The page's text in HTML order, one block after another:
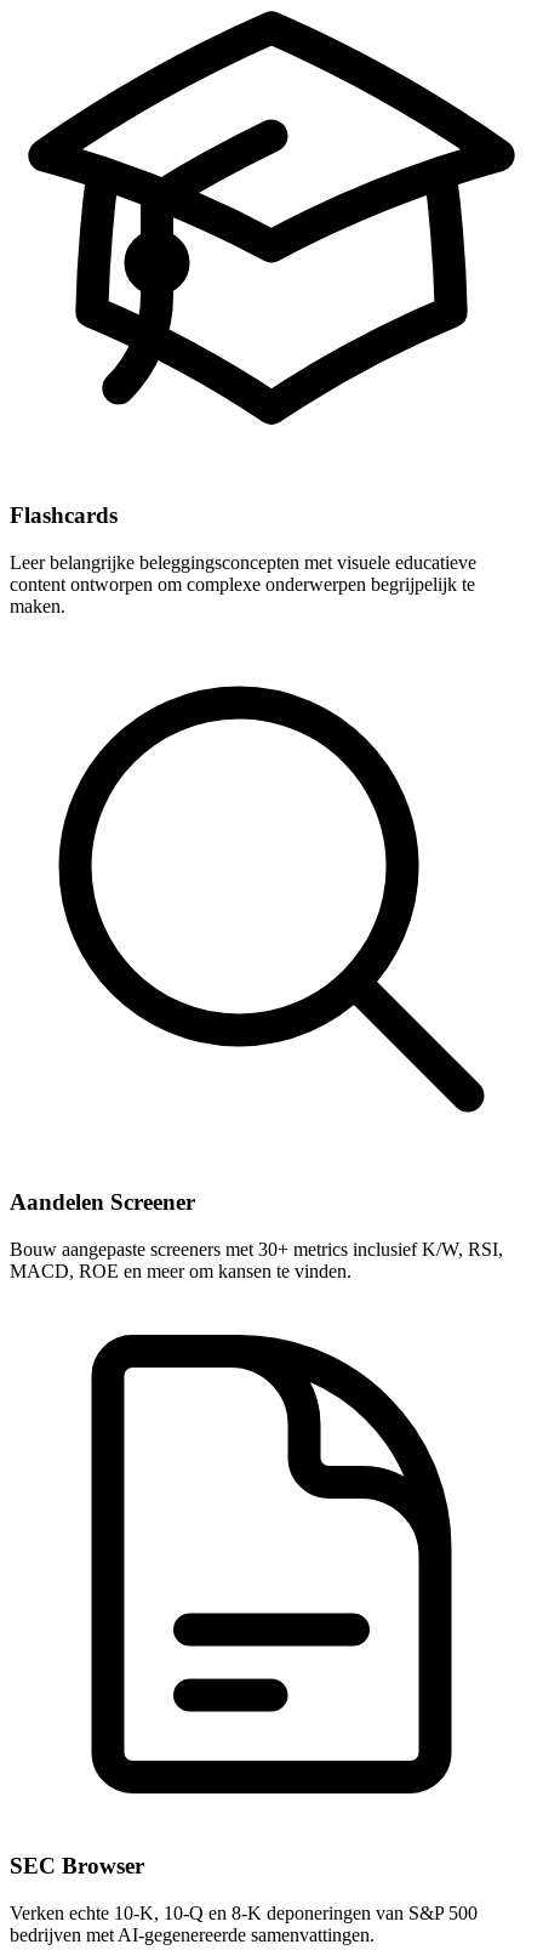
Flashcards
Leer belangrijke beleggingsconcepten met visuele educatieve
content ontworpen om complexe onderwerpen begrijpelijk te
maken.
Aandelen Screener
Bouw aangepaste screeners met 30+ metrics inclusief K/W, RSI,
MACD, ROE en meer om kansen te vinden.
SEC Browser
Verken echte 10-K, 10-Q en 8-K deponeringen van S&P 500
bedrijven met AI-gegenereerde samenvattingen.